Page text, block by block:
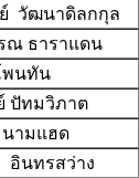
วัฒนาดิลกกุล
ณ ธาราแดน
พนทัน
ปัทมวิภาต
ามแฮด
อินทรสว่าง